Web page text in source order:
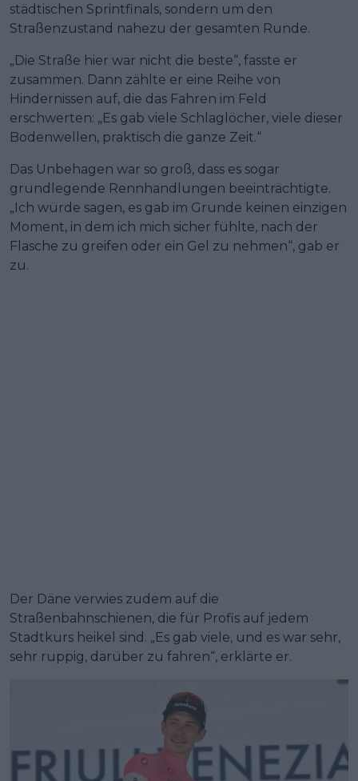
städtischen Sprintfinals, sondern um den
Straßenzustand nahezu der gesamten Runde.
„Die Straße hier war nicht die beste“, fasste er
zusammen. Dann zählte er eine Reihe von
Hindernissen auf, die das Fahren im Feld
erschwerten: „Es gab viele Schlaglöcher, viele dieser
Bodenwellen, praktisch die ganze Zeit.“
Das Unbehagen war so groß, dass es sogar
grundlegende Rennhandlungen beeinträchtigte.
„Ich würde sagen, es gab im Grunde keinen einzigen
Moment, in dem ich mich sicher fühlte, nach der
Flasche zu greifen oder ein Gel zu nehmen“, gab er
zu.
Der Däne verwies zudem auf die
Straßenbahnschienen, die für Profis auf jedem
Stadtkurs heikel sind. „Es gab viele, und es war sehr,
sehr ruppig, darüber zu fahren“, erklärte er.